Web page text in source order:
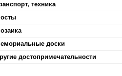
техника
доски
достопримечательности